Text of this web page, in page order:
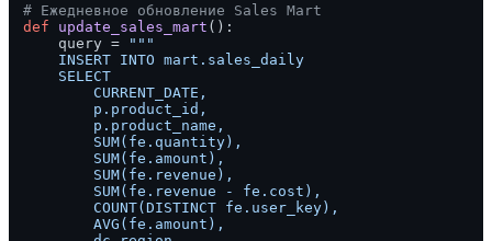
# Ежедневное обновление Sales Mart
def
update_sales_mart ():
    query =
"""
    INSERT INTO mart.sales_daily
    SELECT
        CURRENT_DATE,
        p.product_id,
        p.product_name,
        SUM(fe.quantity),
        SUM(fe.amount),
        SUM(fe.revenue),
        SUM(fe.revenue - fe.cost),
        COUNT(DISTINCT fe.user_key),
        AVG(fe.amount),